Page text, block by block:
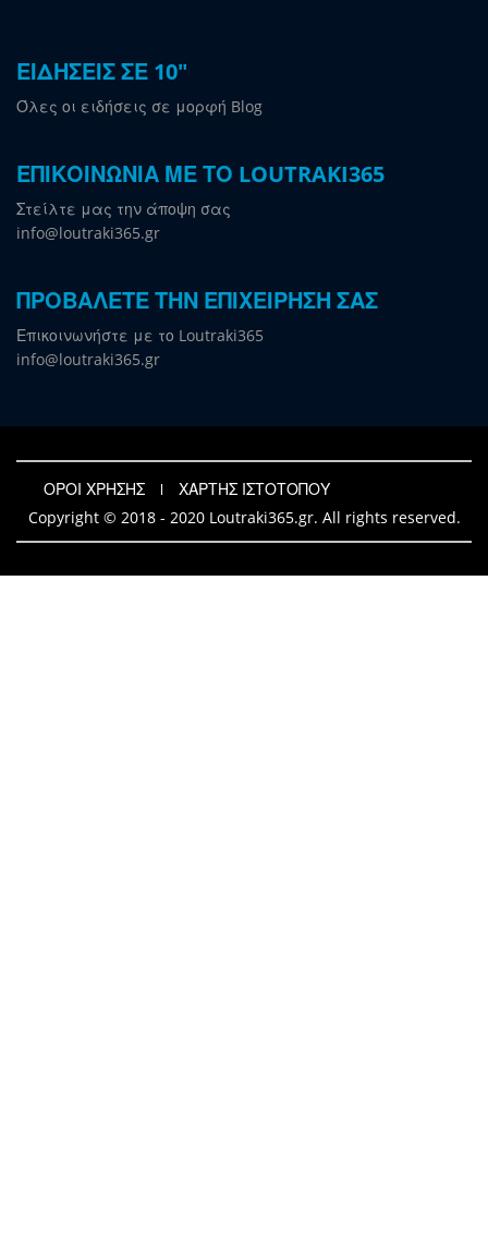
ΕΙΔΗΣΕΙΣ ΣΕ 10"
Όλες οι ειδήσεις σε μορφή Blog
ΕΠΙΚΟΙΝΩΝΙΑ ΜΕ ΤΟ LOUTRAKI365
Στείλτε μας την άποψη σας
info@loutraki365.gr
ΠΡΟΒΑΛΕΤΕ ΤΗΝ ΕΠΙΧΕΙΡΗΣΗ ΣΑΣ
Επικοινωνήστε με το Loutraki365
info@loutraki365.gr
ΟΡΟΙ ΧΡΗΣΗΣ
ΧΑΡΤΗΣ ΙΣΤΟΤΟΠΟΥ
Copyright © 2018 - 2020 Loutraki365.gr. All rights reserved.